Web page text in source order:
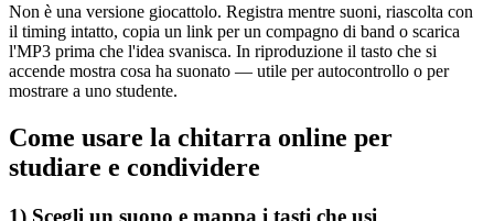
Non è una versione giocattolo. Registra mentre suoni, riascolta con
il timing intatto, copia un link per un compagno di band o scarica
l'MP3 prima che l'idea svanisca. In riproduzione il tasto che si
accende mostra cosa ha suonato — utile per autocontrollo o per
mostrare a uno studente.
Come usare la chitarra online per
studiare e condividere
1) Scegli un suono e mappa i tasti che usi